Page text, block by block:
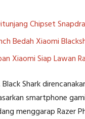
Chipset
Bedah Xiaomi
Xiaomi Siap Lawan
Shark
smartphone
menggarap Razer